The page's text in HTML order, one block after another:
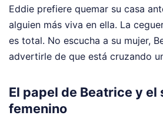
Eddie prefiere quemar su casa
alguien más viva en ella. La
es total. No escucha a su mujer,
advertirle de que está cruzando
El papel de Beatrice y
femenino